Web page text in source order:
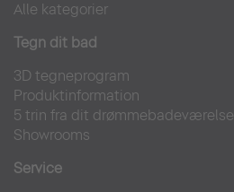
Alle kategorier
Tegn dit bad
3D tegneprogram
Produktinformation
5 trin fra dit drømmebadeværelse
Showrooms
Service